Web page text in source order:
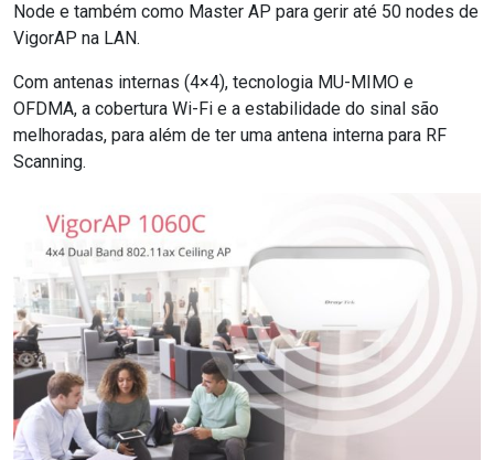
Node e também como Master AP para gerir até 50 nodes de
VigorAP na LAN.
Com antenas internas (4×4), tecnologia MU-MIMO e
OFDMA, a cobertura Wi-Fi e a estabilidade do sinal são
melhoradas, para além de ter uma antena interna para RF
Scanning.